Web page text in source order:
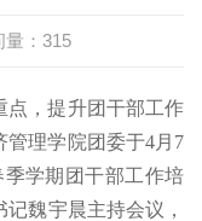
： 315
点，提升团干部工作
管理学院团委于4月7
季学期团干部工作培
魏宇晨主持会议，